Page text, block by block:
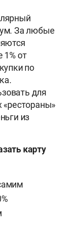
За любые
1% от
по
для
«рестораны»
из
карту